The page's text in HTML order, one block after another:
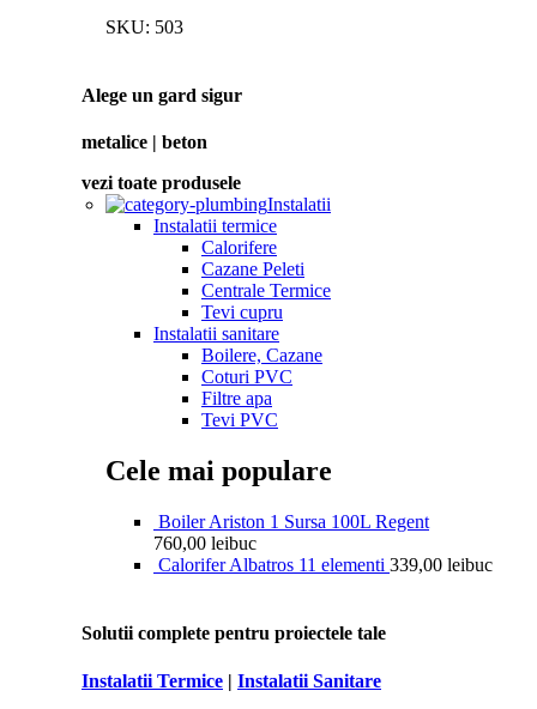
SKU: 503
Alege un gard sigur
metalice | beton
vezi toate produsele
Instalatii
Instalatii termice
Calorifere
Cazane Peleti
Centrale Termice
Tevi cupru
Instalatii sanitare
Boilere, Cazane
Coturi PVC
Filtre apa
Tevi PVC
Cele mai populare
Boiler Ariston 1 Sursa 100L Regent
760,00 leibuc
Calorifer Albatros 11 elementi 339,00 leibuc
Solutii complete pentru proiectele tale
Instalatii Termice | Instalatii Sanitare